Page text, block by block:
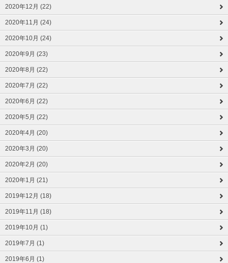
2020年12月 (22)
2020年11月 (24)
2020年10月 (24)
2020年9月 (23)
2020年8月 (22)
2020年7月 (22)
2020年6月 (22)
2020年5月 (22)
2020年4月 (20)
2020年3月 (20)
2020年2月 (20)
2020年1月 (21)
2019年12月 (18)
2019年11月 (18)
2019年10月 (1)
2019年7月 (1)
2019年6月 (1)